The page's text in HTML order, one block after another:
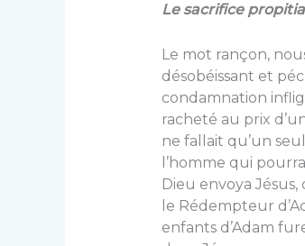
Le sacrifice
Le mot rançon,
désobéissant et
condamnation
racheté au prix
ne fallait qu’un
l’homme qui
Dieu envoya
le Rédempteur
enfants d’Adam